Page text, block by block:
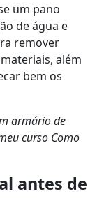
um pano
de água e
remover
além
bem os
armário de
curso Como
antes de